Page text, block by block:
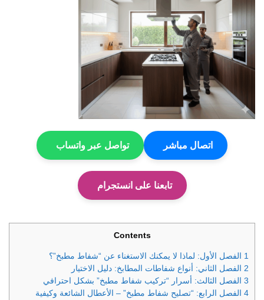
اتصال مباشر تواصل عبر واتساب
تابعنا على انستجرام
Contents
1 الفصل الأول: لماذا لا يمكنك الاستغناء عن “شفاط مطبخ”؟
2 الفصل الثاني: أنواع شفاطات المطابخ: دليل الاختيار
3 الفصل الثالث: أسرار “تركيب شفاط مطبخ” بشكل احترافي
4 الفصل الرابع: “تصليح شفاط مطبخ” – الأعطال الشائعة وكيفية